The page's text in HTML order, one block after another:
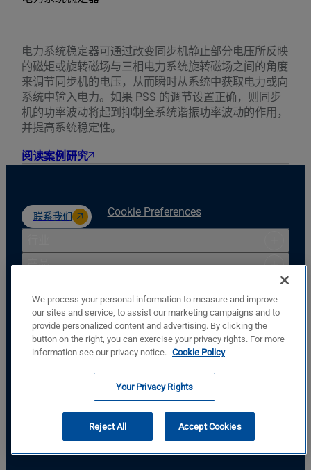
电力系统稳定器可通过改变同步机静止部分电压所反映
的磁矩或旋转磁场与三相电力系统旋转磁场之间的角度
来调节同步机的电压，从而瞬时从系统中获取电力或向
系统中输入电力。如果 PSS 的调节设置正确，则同步
机的功率波动将起到抑制全系统谐振功率波动的作用，
并提高系统稳定性。
阅读案例研究
联系我们 Cookie Preferences
产品
支持
公司
Basler Electric Company
12570 St. Rt. 143
Highland, IL, USA, 62249
© Copyright © Basler Electric Company 2026
We process your personal information to measure and improve
our sites and service, to assist our marketing campaigns and to
provide personalized content and advertising. By clicking the
button on the right, you can exercise your privacy rights. For more
information see our privacy notice. Cookie Policy
Your Privacy Rights
Reject All Accept Cookies